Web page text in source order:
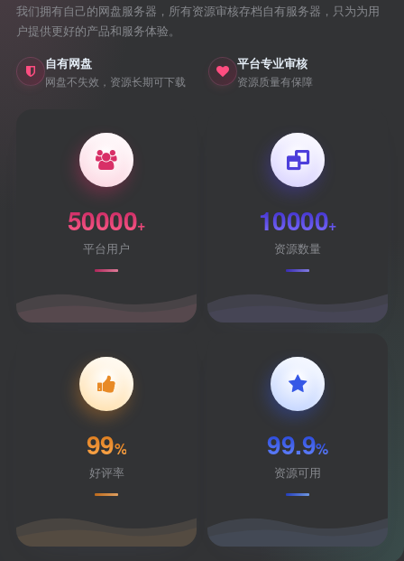
我们拥有自己的网盘服务器，所有资源审核存档自有服务器，只为为用
户提供更好的产品和服务体验。
自有网盘
网盘不失效，资源长期可下载
平台专业审核
资源质量有保障
50000+
平台用户
10000+
资源数量
99%
好评率
99.9%
资源可用